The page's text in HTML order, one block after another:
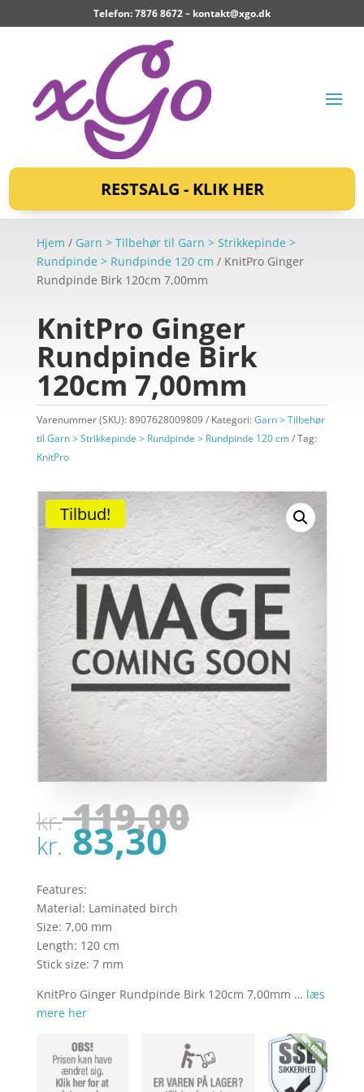
Telefon: 7876 8672 – kontakt@xgo.dk
RESTSALG - KLIK HER
Hjem / Garn > Tilbehør til Garn > Strikkepinde >
Rundpinde > Rundpinde 120 cm / KnitPro Ginger
Rundpinde Birk 120cm 7,00mm
KnitPro Ginger
Rundpinde Birk
120cm 7,00mm
Varenummer (SKU):8907628009809 Kategori:Garn > Tilbehør
til Garn > Strikkepinde > Rundpinde > Rundpinde 120 cm
Tag:
KnitPro
Tilbud!
kr.119,00Den
kr.83,30Den
er:
kr. 83,30.
Features:
Material: Laminated birch
Size: 7,00 mm
Length: 120 cm
Stick size: 7 mm
KnitPro Ginger Rundpinde Birk 120cm 7,00mm … læs
mere her